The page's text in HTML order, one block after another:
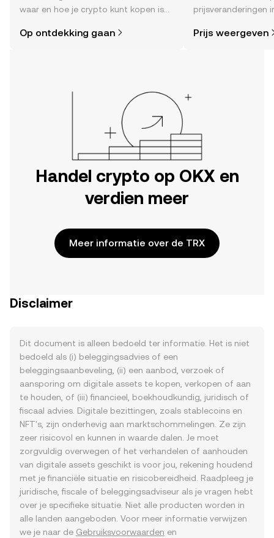
waar en hoe je crypto kunt kopen is
reis op de mobiele app van OKX of
Op ontdekking gaan
prijsveranderingen
en meer.
Prijs weergeven
Handel crypto op OKX en
verdien meer
Meer informatie over de TRX
Disclaimer
Dit document is alleen bedoeld ter informatie. Het is niet
bedoeld als (i) beleggingsadvies of een
beleggingsaanbeveling, (ii) een aanbod, verzoek of
aansporing om digitale assets te kopen, verkopen of aan
te houden, of (iii) financieel, boekhoudkundig, juridisch of
fiscaal advies. Digitale bezittingen, zoals stablecoins en
NFT's, zijn onderhevig aan marktschommelingen. Ze zijn
zeer risicovol en kunnen in waarde dalen. Je moet
zorgvuldig overwegen of het verhandelen of aanhouden
van digitale assets geschikt is voor jou, rekening houdend
met je financiële situatie en risicobereidheid. Raadpleeg je
juridische, fiscale of beleggingsadviseur als je vragen hebt
over je specifieke situatie. Niet alle producten worden in
alle landen aangeboden. Voor meer informatie verwijzen
we je naar de Gebruiksvoorwaarden en